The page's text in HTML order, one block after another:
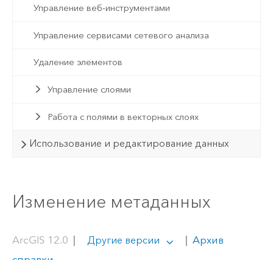
Управление веб-инструментами
Управление сервисами сетевого анализа
Удаление элементов
Управление слоями
Работа с полями в векторных слоях
Использование и редактирование данных
Изменение метаданных
ArcGIS 12.0 Другие версии
Архив